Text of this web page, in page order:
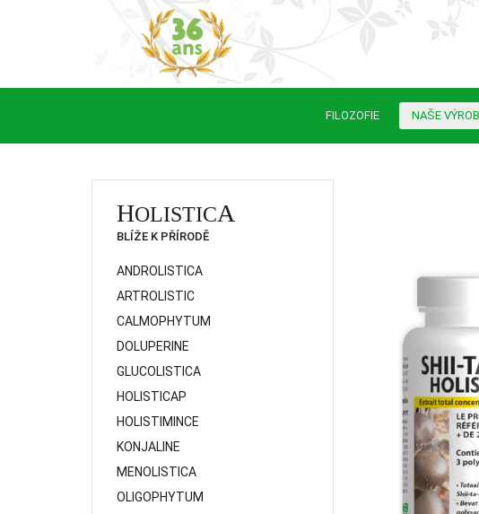
FILOZOFIE NAŠE
HOLISTICA
BLÍŽE K PŘÍRODĚ
ANDROLISTICA
ARTROLISTIC
CALMOPHYTUM
DOLUPERINE
GLUCOLISTICA
HOLISTICAP
HOLISTIMINCE
KONJALINE
MENOLISTICA
OLIGOPHYTUM